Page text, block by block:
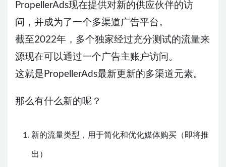
PropellerAds现在提供对新的供应伙伴的访
问，并成为了一个多渠道广告平台。
截至2022年，多个独家经过充分测试的流量来
源现在可以通过一个广告主账户访问。
这就是PropellerAds最新更新的多渠道元素。
那么有什么新的呢？
新的流量类型，用于简化和优化媒体购买（即将推
出）